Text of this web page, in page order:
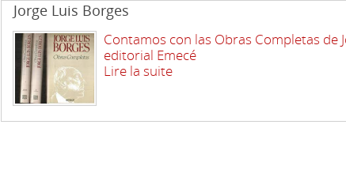
Jorge Luis Borges
Contamos con las Obras Completas de
editorial Emecé
Lire la suite